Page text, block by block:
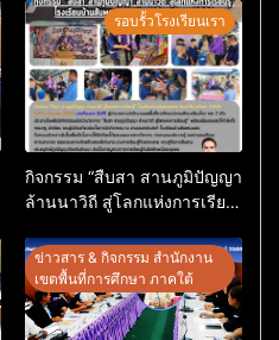
รอบรั้วโรงเรียนเรา
กิจกรรม “สืบสา สานภูมิปัญญา
ล้านนาวิถี สู่โลกแห่งการเรียน
ประจำปีการศึกษา 2569
ข่าวสาร & กิจกรรม สำนักงาน
เขตพื้นที่การศึกษา ภาคใต้